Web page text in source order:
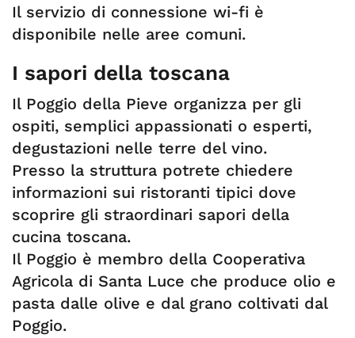
Il servizio di connessione wi-fi è
disponibile nelle aree comuni.
I sapori della toscana
Il Poggio della Pieve organizza per gli
ospiti, semplici appassionati o esperti,
degustazioni nelle terre del vino.
Presso la struttura potrete chiedere
informazioni sui ristoranti tipici dove
scoprire gli straordinari sapori della
cucina toscana.
Il Poggio è membro della Cooperativa
Agricola di Santa Luce che produce olio e
pasta dalle olive e dal grano coltivati dal
Poggio.